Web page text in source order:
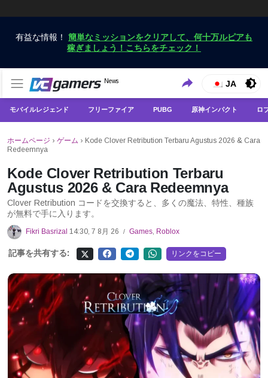
有益な情報！ 簡単なミッションをクリアして、何十万ルピアも
稼ぎましょう！こちらをチェック！
VCGamers ニュース
News
VCGamersだけで最新のゲームニュースを入手
JA
モバイルレジェンド フリーファイア PUBG 原神インパクト ロ
ホームページ › ゲーム › Kode Clover Retribution Terbaru Agustus 2026 & Cara
Redeemnya
Kode Clover Retribution Terbaru
Agustus 2026 & Cara Redeemnya
Clover Retribution コードを交換すると、多くの魔法、特性、種族
が無料で手に入ります。
Fikri Basrizal 14:30, 7 8月 26 / Games, Roblox
記事を共有する: リンクをコピー